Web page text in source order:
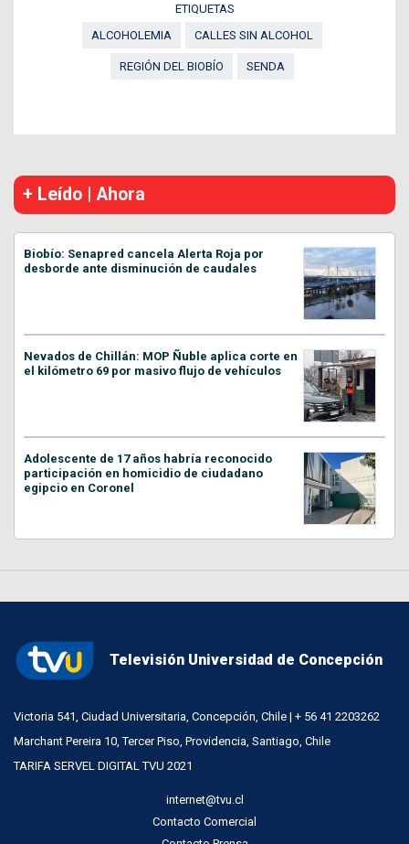
ETIQUETAS
ALCOHOLEMIA
CALLES SIN ALCOHOL
REGIÓN DEL BIOBÍO SENDA
+ Leído | Ahora
Biobío: Senapred cancela Alerta Roja por
desborde ante disminución de caudales
Nevados de Chillán: MOP Ñuble aplica corte en
el kilómetro 69 por masivo flujo de vehículos
Adolescente de 17 años habría reconocido
participación en homicidio de ciudadano
egipcio en Coronel
Televisión Universidad de Concepción
Victoria 541, Ciudad Universitaria, Concepción, Chile | + 56 41 2203262
Marchant Pereira 10, Tercer Piso, Providencia, Santiago, Chile
TARIFA SERVEL DIGITAL TVU 2021
internet@tvu.cl
Contacto Comercial